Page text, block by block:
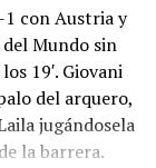
con Austria y
Mundo sin
19′. Giovani
del arquero,
jugándosela
la barrera.